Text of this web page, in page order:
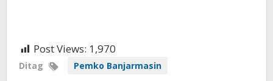
Post Views: 1,970
Ditag Pemko Banjarmasin